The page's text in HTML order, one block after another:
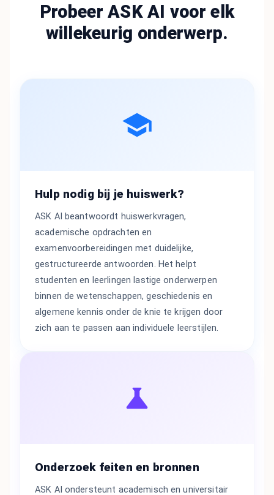
Probeer ASK AI voor elk
willekeurig onderwerp.
Hulp nodig bij je huiswerk?
ASK AI beantwoordt huiswerkvragen,
academische opdrachten en
examenvoorbereidingen met duidelijke,
gestructureerde antwoorden. Het helpt
studenten en leerlingen lastige onderwerpen
binnen de wetenschappen, geschiedenis en
algemene kennis onder de knie te krijgen door
zich aan te passen aan individuele leerstijlen.
Onderzoek feiten en bronnen
ASK AI ondersteunt academisch en universitair